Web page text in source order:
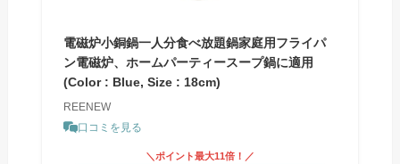
電磁炉小銅鍋一人分食べ放題鍋家庭用フライパ
ン電磁炉、ホームパーティースープ鍋に適用
(Color : Blue, Size : 18cm)
REENEW
口コミを見る
＼ポイント最大11倍！／